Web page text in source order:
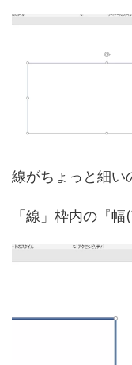
線がちょっと細い
「線」枠内の『